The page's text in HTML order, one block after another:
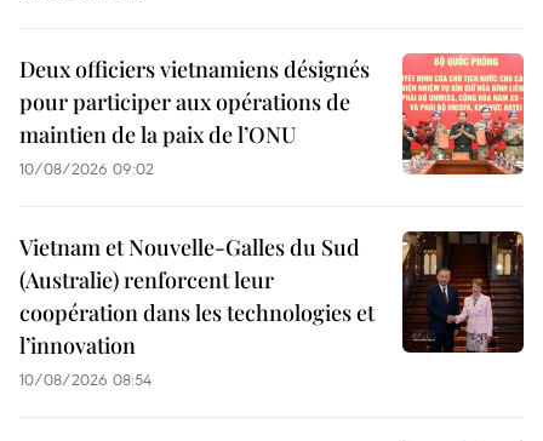
Deux officiers vietnamiens désignés
pour participer aux opérations de
maintien de la paix de l’ONU
10/08/2026 09:02
Vietnam et Nouvelle-Galles du Sud
(Australie) renforcent leur
coopération dans les technologies et
l’innovation
10/08/2026 08:54